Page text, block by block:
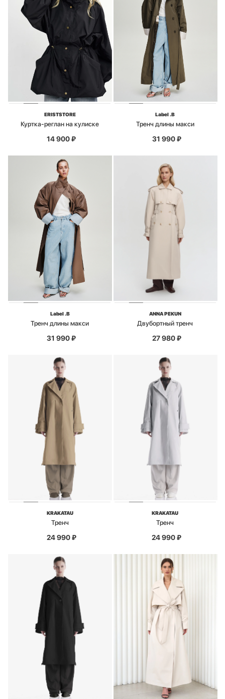
ERISTSTORE
Куртка-реглан на кулиске
14 900₽
Label .B
Тренч длины макси
31 990₽
Label .B
Тренч длины макси
31 990₽
ANNA PEKUN
Двубортный тренч
27 980₽
KRAKATAU
Тренч
24 990₽
KRAKATAU
Тренч
24 990₽